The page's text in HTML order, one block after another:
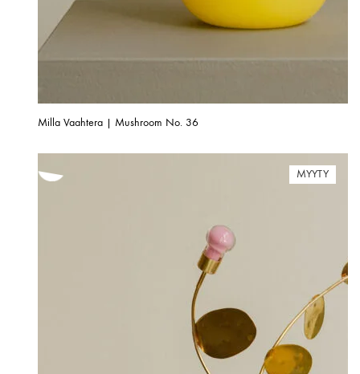
Milla Vaahtera | Mushroom No. 36
MYYTY